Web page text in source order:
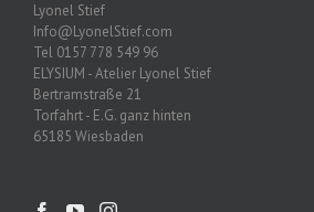
Lyonel Stief
Info@LyonelStief.com
Tel 0157 778 549 96
ELYSIUM - Atelier Lyonel Stief
Bertramstraße 21
Torfahrt - E.G. ganz hinten
65185 Wiesbaden